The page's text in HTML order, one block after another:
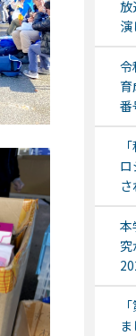
放
演
令
番
本